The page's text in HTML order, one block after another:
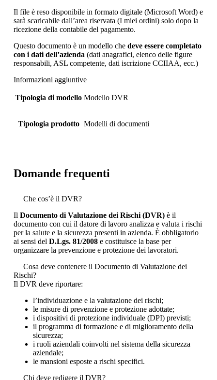
Il file è reso disponibile in formato digitale (Microsoft Word) e
sarà scaricabile dall’area riservata (I miei ordini) solo dopo la
ricezione della contabile del pagamento.
Questo documento è un modello che deve essere completato
con i dati dell’azienda (dati anagrafici, elenco delle figure
responsabili, ASL competente, dati iscrizione CCIIAA, ecc.)
Informazioni aggiuntive
Tipologia di modello Modello DVR
Tipologia prodotto Modelli di documenti
Domande frequenti
Che cos’è il DVR?
Il Documento di Valutazione dei Rischi (DVR) è il
documento con cui il datore di lavoro analizza e valuta i rischi
per la salute e la sicurezza presenti in azienda. È obbligatorio
ai sensi del D.Lgs. 81/2008 e costituisce la base per
organizzare la prevenzione e protezione dei lavoratori.
Cosa deve contenere il Documento di Valutazione dei
Rischi?
Il DVR deve riportare:
l’individuazione e la valutazione dei rischi;
le misure di prevenzione e protezione adottate;
i dispositivi di protezione individuale (DPI) previsti;
il programma di formazione e di miglioramento della
sicurezza;
i ruoli aziendali coinvolti nel sistema della sicurezza
aziendale;
le mansioni esposte a rischi specifici.
Chi deve redigere il DVR?